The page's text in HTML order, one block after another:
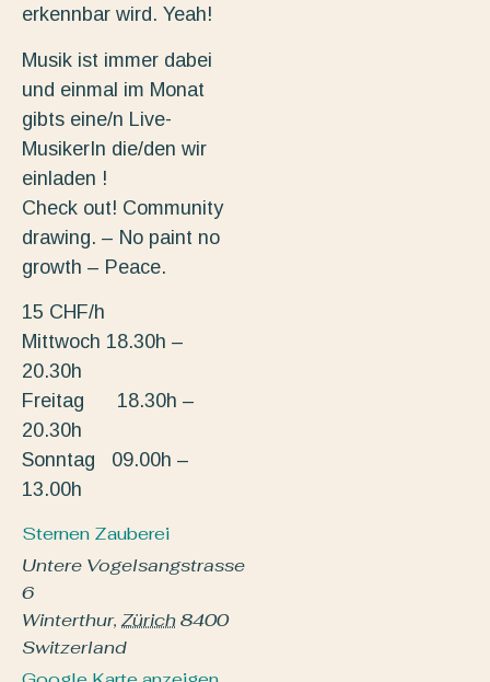
erkennbar wird. Yeah!
Musik ist immer dabei
und einmal im Monat
gibts eine/n Live-
MusikerIn die/den wir
einladen !
Check out! Community
drawing. – No paint no
growth – Peace.
15 CHF/h
Mittwoch 18.30h –
20.30h
Freitag 18.30h –
20.30h
Sonntag 09.00h –
13.00h
Sternen Zauberei
Untere Vogelsangstrasse
6
Winterthur, Zürich8400
Switzerland